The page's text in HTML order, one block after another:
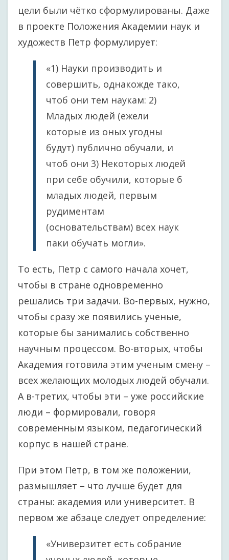
цели были чётко сформулированы. Даже
в проекте Положения Академии наук и
художеств Петр формулирует:
«1) Науки производить и
совершить, однакожде тако,
чтоб они тем наукам: 2)
Младых людей (ежели
которые из оных угодны
будут) публично обучали, и
чтоб они 3) Некоторых людей
при себе обучили, которые б
младых людей, первым
рудиментам
(основательствам) всех наук
паки обучать могли».
То есть, Петр с самого начала хочет,
чтобы в стране одновременно
решались три задачи. Во-первых, нужно,
чтобы сразу же появились ученые,
которые бы занимались собственно
научным процессом. Во-вторых, чтобы
Академия готовила этим ученым смену –
всех желающих молодых людей обучали.
А в-третих, чтобы эти – уже российские
люди – формировали, говоря
современным языком, педагогический
корпус в нашей стране.
При этом Петр, в том же положении,
размышляет – что лучше будет для
страны: академия или университет. В
первом же абзаце следует определение:
«Универзитет есть собрание